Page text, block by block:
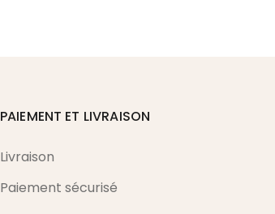
PAIEMENT ET LIVRAISON
Livraison
Paiement sécurisé